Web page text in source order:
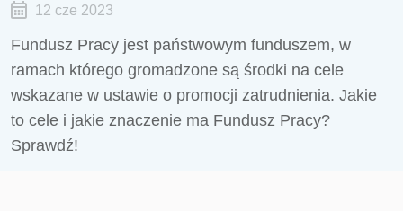
12 cze 2023
Fundusz Pracy jest państwowym funduszem, w
ramach którego gromadzone są środki na cele
wskazane w ustawie o promocji zatrudnienia. Jakie
to cele i jakie znaczenie ma Fundusz Pracy?
Sprawdź!